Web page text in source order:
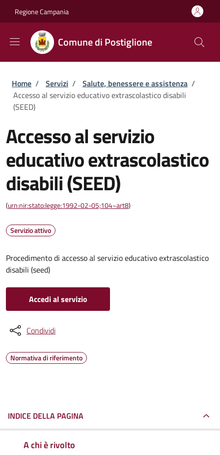
Regione Campania
Comune di Postiglione
Briciole di pane
Home / Servizi / Salute, benessere e assistenza /
Accesso al servizio educativo extrascolastico disabili
(SEED)
Accesso al servizio
educativo extrascolastico
disabili (SEED)
(urn:nir:stato:legge:1992-02-05;104~art8)
Servizio attivo
Procedimento di accesso al servizio educativo extrascolastico
disabili (seed)
Accedi al servizio
Condividi
Normativa di riferimento
INDICE DELLA PAGINA
A chi è rivolto